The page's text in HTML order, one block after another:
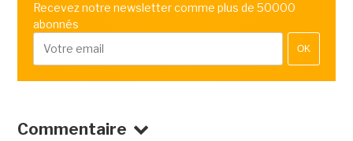
Recevez notre newsletter comme plus de 50000
abonnés
OK
Commentaire